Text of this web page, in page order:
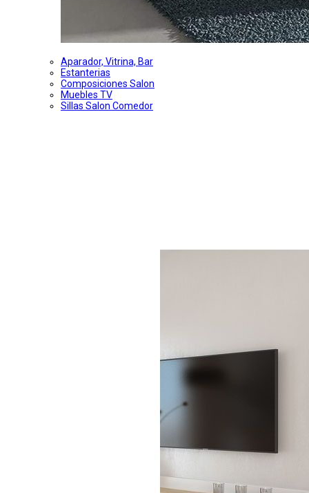
Aparador, Vitrina, Bar
Estanterias
Composiciones Salon
Muebles TV
Sillas Salon Comedor